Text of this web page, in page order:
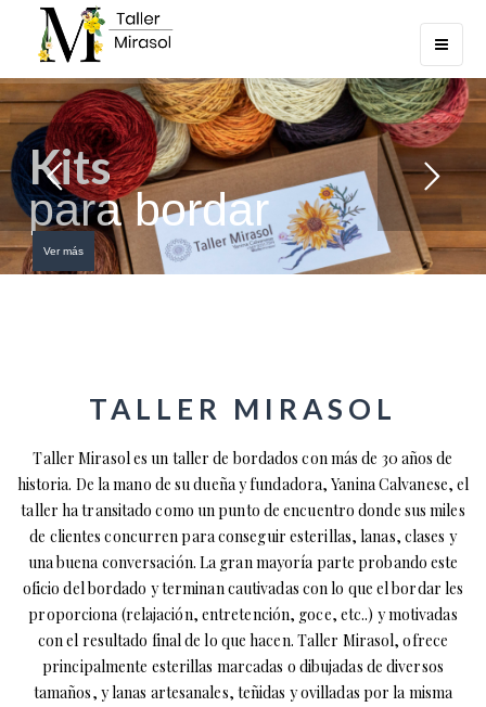
Kits
para bordar
Ver más
TALLER MIRASOL
Taller Mirasol es un taller de bordados con más de 30 años de
historia. De la mano de su dueña y fundadora, Yanina Calvanese, el
taller ha transitado como un punto de encuentro donde sus miles
de clientes concurren para conseguir esterillas, lanas, clases y
una buena conversación. La gran mayoría parte probando este
oficio del bordado y terminan cautivadas con lo que el bordar les
proporciona (relajación, entretención, goce, etc..) y motivadas
con el resultado final de lo que hacen. Taller Mirasol, ofrece
principalmente esterillas marcadas o dibujadas de diversos
tamaños, y lanas artesanales, teñidas y ovilladas por la misma